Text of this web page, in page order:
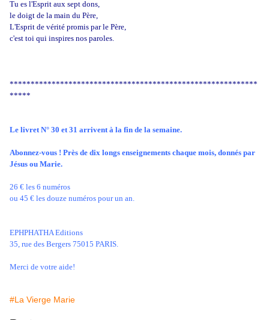
Tu es l'Esprit aux sept dons,
le doigt de la main du Père,
L'Esprit de vérité promis par le Père,
c'est toi qui inspires nos paroles.
***********************************************************
*****
Le livret N° 30 et 31 arrivent à la fin de la semaine.
Abonnez-vous ! Près de dix longs enseignements chaque mois, donnés par
Jésus ou Marie.
26 € les 6 numéros
ou 45 € les douze numéros pour un an.
EPHPHATHA Editions
35, rue des Bergers 75015 PARIS.
Merci de votre aide!
#La Vierge Marie